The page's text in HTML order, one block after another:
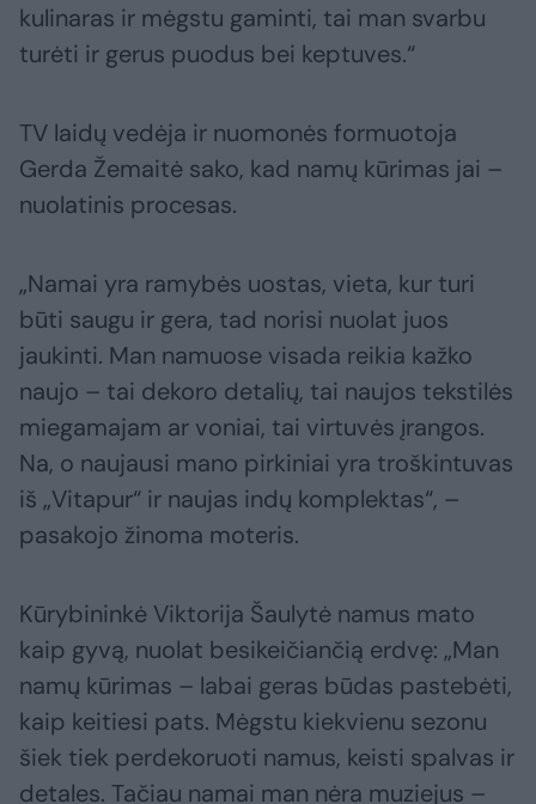
kulinaras ir mėgstu gaminti, tai man svarbu
turėti ir gerus puodus bei keptuves.“
TV laidų vedėja ir nuomonės formuotoja
Gerda Žemaitė sako, kad namų kūrimas jai –
nuolatinis procesas.
„Namai yra ramybės uostas, vieta, kur turi
būti saugu ir gera, tad norisi nuolat juos
jaukinti. Man namuose visada reikia kažko
naujo – tai dekoro detalių, tai naujos tekstilės
miegamajam ar voniai, tai virtuvės įrangos.
Na, o naujausi mano pirkiniai yra troškintuvas
iš „Vitapur“ ir naujas indų komplektas“, –
pasakojo žinoma moteris.
Kūrybininkė Viktorija Šaulytė namus mato
kaip gyvą, nuolat besikeičiančią erdvę: „Man
namų kūrimas – labai geras būdas pastebėti,
kaip keitiesi pats. Mėgstu kiekvienu sezonu
šiek tiek perdekoruoti namus, keisti spalvas ir
detales. Tačiau namai man nėra muziejus –